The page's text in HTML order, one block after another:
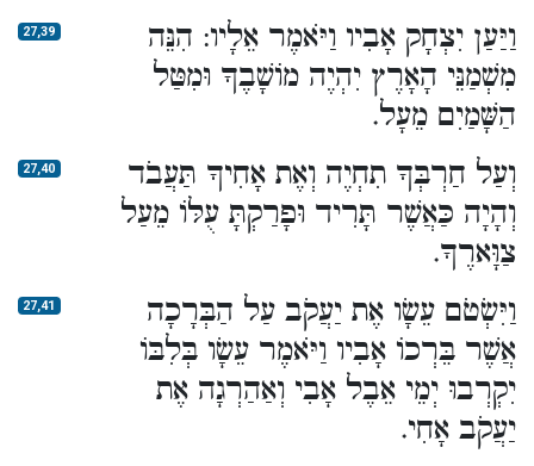
27,39
וַיַּעַן יִצְחָק אָבִיו וַיֹּאמֶר אֵלָיו: הִנֵּה
מִשְׁמַנֵּי הָאָרֶץ יִהְיֶה מוֹשָׁבֶךָ וּמִטַּל
הַשָּׁמַיִם מֵעָל.
27,40
וְעַל חַרְבְּךָ תִחְיֶה וְאֶת אָחִיךָ תַּעֲבֹד
וְהָיָה כַּאֲשֶׁר תָּרִיד וּפָרַקְתָּ עֻלּוֹ מֵעַל
צַוָּארֶךָ.
27,41
וַיִּשְׂטֹם עֵשָׂו אֶת יַעֲקֹב עַל הַבְּרָכָה
אֲשֶׁר בֵּרְכוֹ אָבִיו וַיֹּאמֶר עֵשָׂו בְּלִבּוֹ
יִקְרְבוּ יְמֵי אֵבֶל אָבִי וְאַהַרְגָה אֶת
יַעֲקֹב אָחִי.